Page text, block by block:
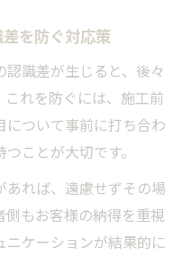
を防ぐ対応策
識差が生じると、後々
れを防ぐには、施工前
について事前に打ち合わ
ことが大切です。
あれば、遠慮せずその場
もお客様の納得を重視
ニケーションが結果的に